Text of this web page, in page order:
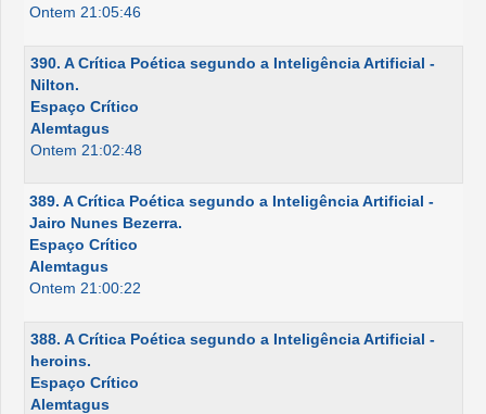
Ontem 21:05:46
390. A Crítica Poética segundo a Inteligência Artificial -
Nilton.
Espaço Crítico
Alemtagus
Ontem 21:02:48
389. A Crítica Poética segundo a Inteligência Artificial -
Jairo Nunes Bezerra.
Espaço Crítico
Alemtagus
Ontem 21:00:22
388. A Crítica Poética segundo a Inteligência Artificial -
heroins.
Espaço Crítico
Alemtagus